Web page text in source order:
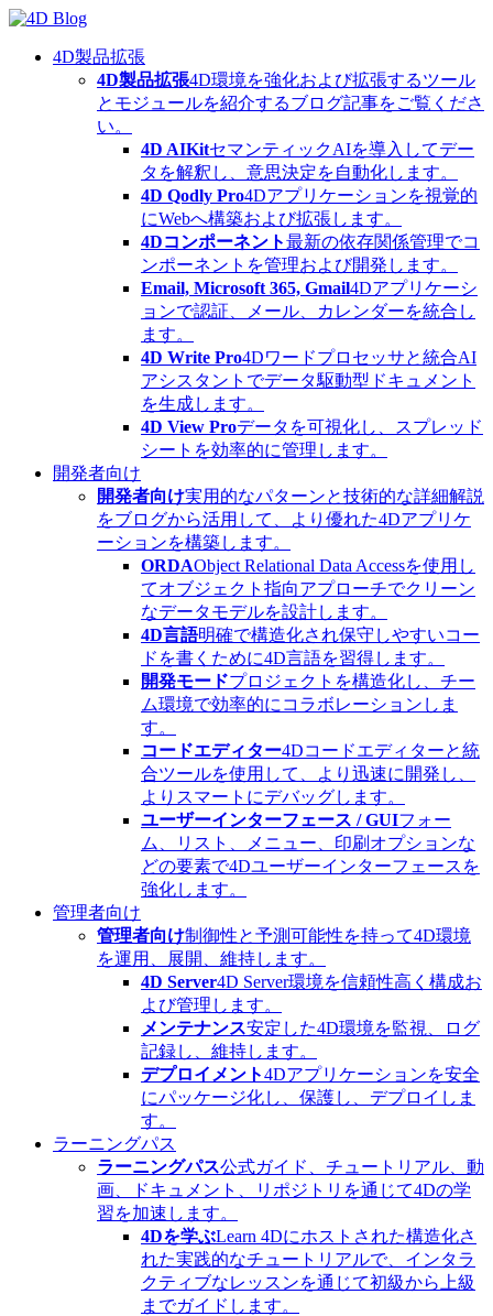
Skip
content4D製品拡張
4D製品拡張4D環境を強化および拡張するツール
とモジュールを紹介するブログ記事をご覧くださ
い。
4D AIKitセマンティックAIを導入してデー
タを解釈し、意思決定を自動化します。
4D Qodly Pro4Dアプリケーションを視覚的
にWebへ構築および拡張します。
4Dコンポーネント最新の依存関係管理でコ
ンポーネントを管理および開発します。
Email, Microsoft 365, Gmail4Dアプリケーシ
ョンで認証、メール、カレンダーを統合し
ます。
4D Write Pro4Dワードプロセッサと統合AI
アシスタントでデータ駆動型ドキュメント
を生成します。
4D View Proデータを可視化し、スプレッド
シートを効率的に管理します。
開発者向け
開発者向け実用的なパターンと技術的な詳細解説
をブログから活用して、より優れた4Dアプリケ
ーションを構築します。
ORDAObject Relational Data Accessを使用し
てオブジェクト指向アプローチでクリーン
なデータモデルを設計します。
4D言語明確で構造化され保守しやすいコー
ドを書くために4D言語を習得します。
開発モードプロジェクトを構造化し、チー
ム環境で効率的にコラボレーションしま
す。
コードエディター4Dコードエディターと統
合ツールを使用して、より迅速に開発し、
よりスマートにデバッグします。
ユーザーインターフェース / GUIフォー
ム、リスト、メニュー、印刷オプションな
どの要素で4Dユーザーインターフェースを
強化します。
管理者向け
管理者向け制御性と予測可能性を持って4D環境
を運用、展開、維持します。
4D Server4D Server環境を信頼性高く構成お
よび管理します。
メンテナンス安定した4D環境を監視、ログ
記録し、維持します。
デプロイメント4Dアプリケーションを安全
にパッケージ化し、保護し、デプロイしま
す。
ラーニングパス
ラーニングパス公式ガイド、チュートリアル、動
画、ドキュメント、リポジトリを通じて4Dの学
習を加速します。
4Dを学ぶLearn 4Dにホストされた構造化さ
れた実践的なチュートリアルで、インタラ
クティブなレッスンを通じて初級から上級
までガイドします。